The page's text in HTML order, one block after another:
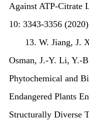
Against ATP-Citrate
10: 3343-3356
13. W. Jiang, J.
Osman, J.-Y. Li, Y.-
Phytochemical and
Endangered Plants
Structurally Diverse